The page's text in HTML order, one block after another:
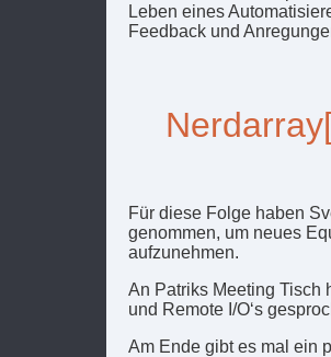
Leben eines
Feedback und
Für diese Folge haben
genommen, um neues
aufzunehmen.
An Patriks Meeting Tisch
und Remote I/O‘s
Am Ende gibt es mal ein